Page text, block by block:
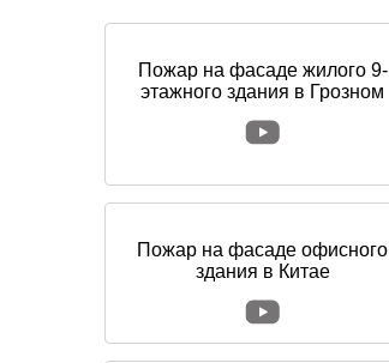
Пожар на фасаде жилого 9-
этажного здания в Грозном
Пожар на фасаде офисного
здания в Китае